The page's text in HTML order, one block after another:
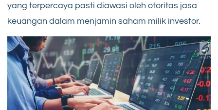
yang terpercaya pasti diawasi oleh otoritas jasa
keuangan dalam menjamin saham milik investor.